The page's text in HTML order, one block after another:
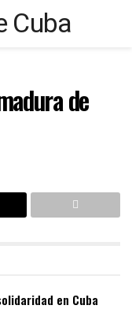
de
en Cuba